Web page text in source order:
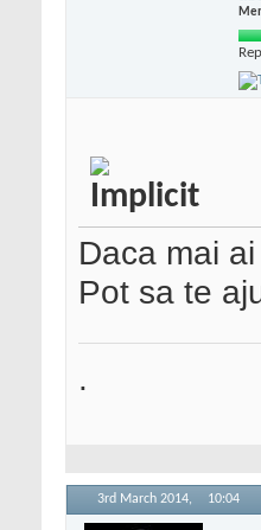
Daca mai
Pot sa te
.
3rd March 2014, 10:04